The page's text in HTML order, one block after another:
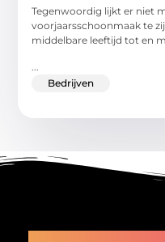
Tegenwoordig lijkt er niet
voorjaarsschoonmaak te
middelbare leeftijd tot en
Bedrijven